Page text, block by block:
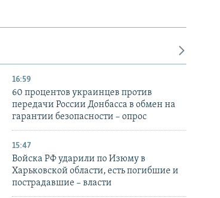
16:59
60 процентов украинцев против
передачи России Донбасса в обмен на
гарантии безопасности – опрос
15:47
Войска РФ ударили по Изюму в
Харьковской области, есть погибшие и
пострадавшие – власти